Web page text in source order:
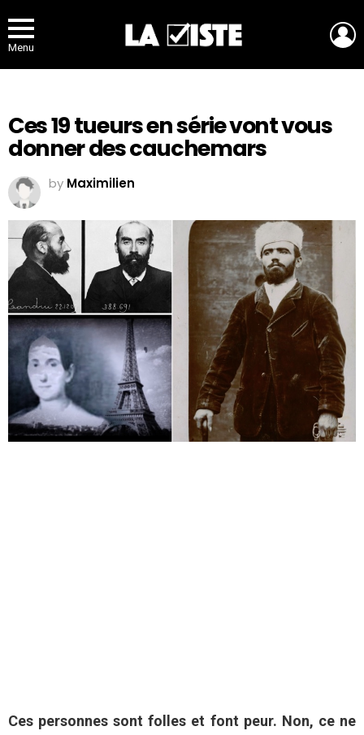
Menu
Ces 19 tueurs en série vont vous
donner des cauchemars
by Maximilien
Ces personnes sont folles et font peur. Non, ce ne